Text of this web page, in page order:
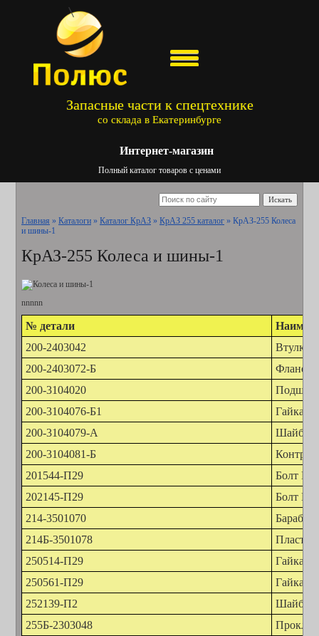
Запасные части к спецтехнике
со склада в Екатеринбурге
Интернет-магазин
Полный каталог товаров с ценами
Искать
Главная » Каталоги » Каталог КрАЗ » КрАЗ 255 каталог » КрАЗ-255 Колеса
и шины-1
КрАЗ-255 Колеса и шины-1
nnnnn
№ детали
200-2403042
Втулка
200-2403072-Б
Фланец
200-3104020
200-3104076-Б1
Гайка
200-3104079-А
Шайба
200-3104081-Б
201544-П29
Болт
202145-П29
Болт
214-3501070
Барабан
214Б-3501078
250514-П29
Гайка
250561-П29
Гайка
252139-П2
Шайба
255Б-2303048